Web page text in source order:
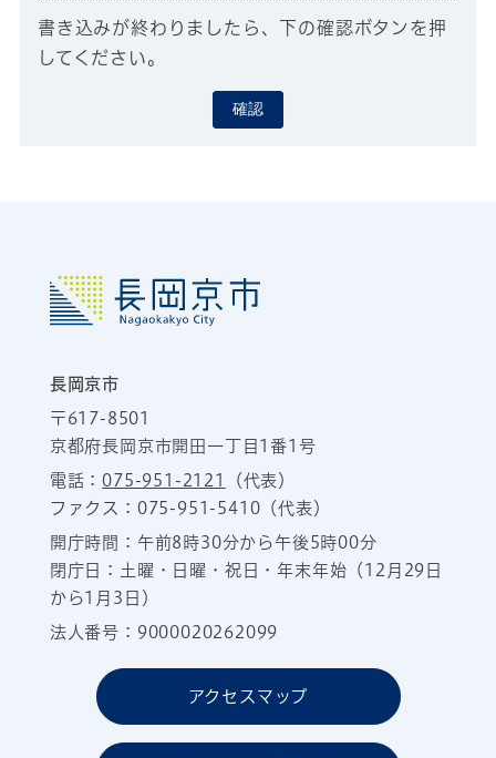
書き込みが終わりましたら、下の確認ボタンを押
してください。
確認
長岡京市
〒617-8501
京都府長岡京市開田一丁目1番1号
電話：075-951-2121
（代表）
ファクス：075-951-5410（代表）
開庁時間：午前8時30分から午後5時00分
閉庁日：土曜・日曜・祝日・年末年始（12月29日
から1月3日）
法人番号：9000020262099
アクセスマップ